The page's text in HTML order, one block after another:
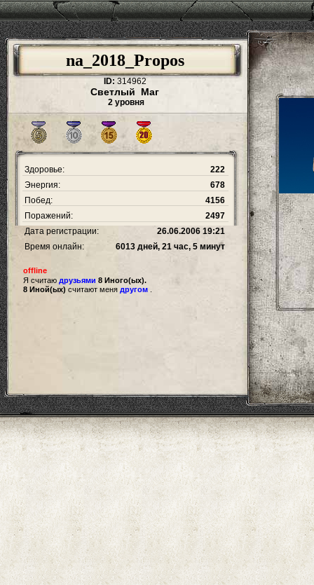
na_2018_Propos
ID: 314962
Светлый Маг
2 уровня
Здоровье:
222
Энергия:
678
Побед:
4156
Поражений:
2497
Дата регистрации:
26.06.2006 19:21
Время онлайн:
6013 дней, 21 час, 5 минут
offline
Я считаю друзьями 8 Иного(ых).
8 Иной(ых) считают меня другом